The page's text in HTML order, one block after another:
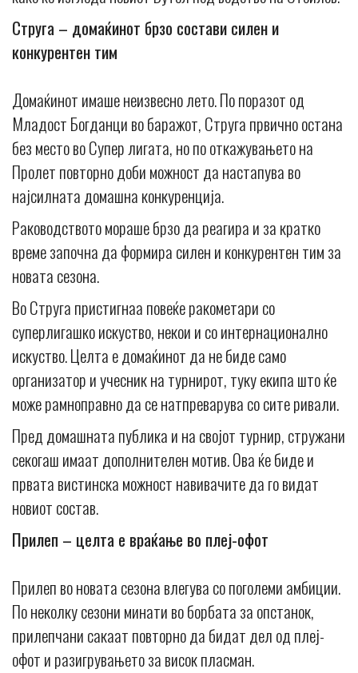
Струга – домаќинот брзо состави силен и
конкурентен тим
Домаќинот имаше неизвесно лето. По поразот од
Младост Богданци во баражот, Струга првично остана
без место во Супер лигата, но по откажувањето на
Пролет повторно доби можност да настапува во
најсилната домашна конкуренција.
Раководството мораше брзо да реагира и за кратко
време започна да формира силен и конкурентен тим за
новата сезона.
Во Струга пристигнаа повеќе ракометари со
суперлигашко искуство, некои и со интернационално
искуство. Целта е домаќинот да не биде само
организатор и учесник на турнирот, туку екипа што ќе
може рамноправно да се натпреварува со сите ривали.
Пред домашната публика и на својот турнир, стружани
секогаш имаат дополнителен мотив. Ова ќе биде и
првата вистинска можност навивачите да го видат
новиот состав.
Прилеп – целта е враќање во плеј-офот
Прилеп во новата сезона влегува со поголеми амбиции.
По неколку сезони минати во борбата за опстанок,
прилепчани сакаат повторно да бидат дел од плеј-
офот и разигрувањето за висок пласман.